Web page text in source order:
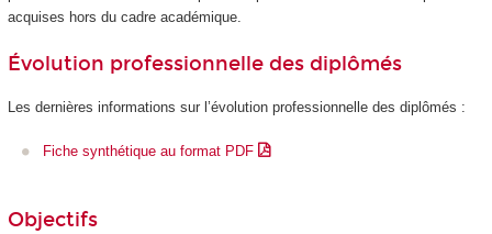
acquises hors du cadre académique.
Évolution professionnelle des diplômés
Les dernières informations sur l’évolution professionnelle des diplômés :
Fiche synthétique au format PDF
Objectifs